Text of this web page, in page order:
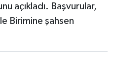
açıkladı. Başvurular,
Birimine şahsen